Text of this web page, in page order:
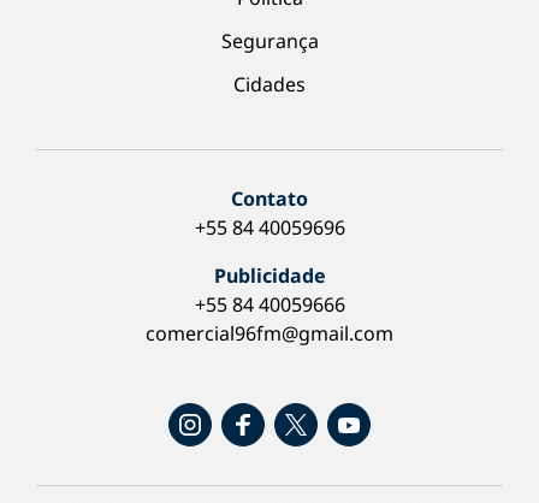
Segurança
Cidades
Contato
+55 84 40059696
Publicidade
+55 84 40059666
comercial96fm@gmail.com